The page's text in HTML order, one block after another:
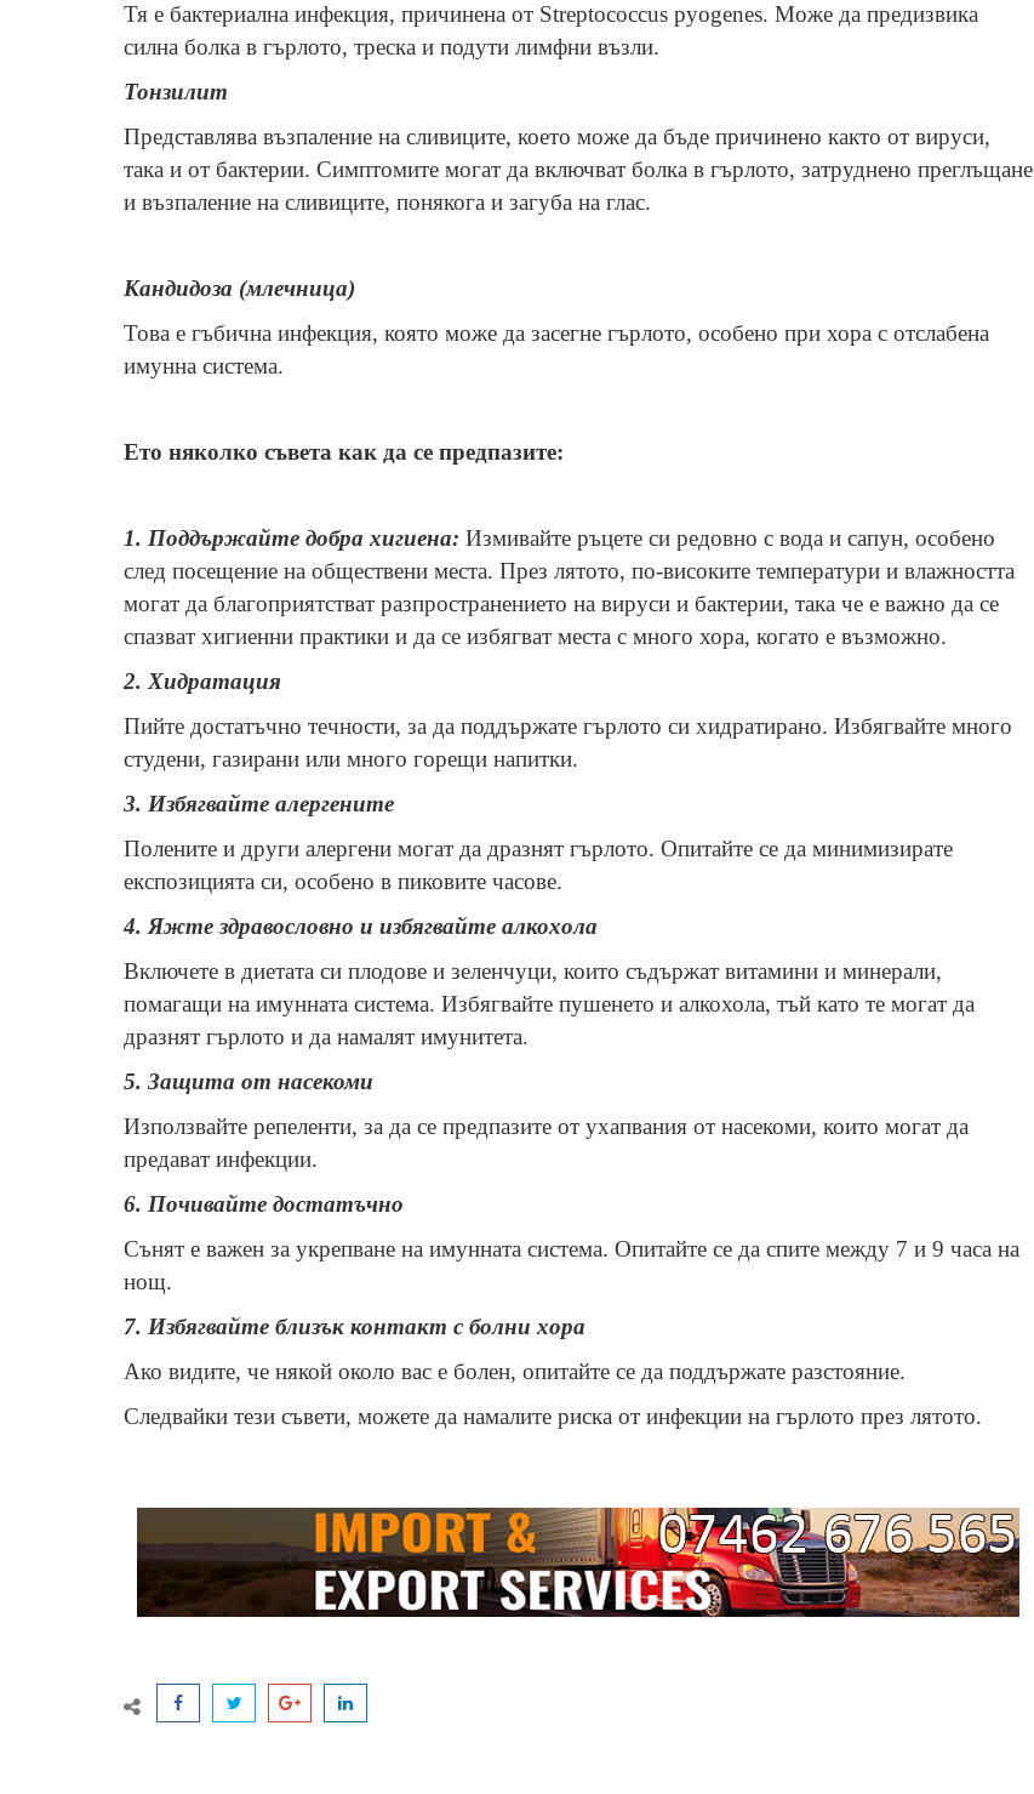
Тя е бактериална инфекция, причинена от Streptococcus pyogenes. Може да предизвика
силна болка в гърлото, треска и подути лимфни възли.
Тонзилит
Представлява възпаление на сливиците, което може да бъде причинено както от вируси,
така и от бактерии. Симптомите могат да включват болка в гърлото, затруднено преглъщане
и възпаление на сливиците, понякога и загуба на глас.
Кандидоза (млечница)
Това е гъбична инфекция, която може да засегне гърлото, особено при хора с отслабена
имунна система.
Ето няколко съвета как да се предпазите:
1. Поддържайте добра хигиена: Измивайте ръцете си редовно с вода и сапун, особено
след посещение на обществени места. През лятото, по-високите температури и влажността
могат да благоприятстват разпространението на вируси и бактерии, така че е важно да се
спазват хигиенни практики и да се избягват места с много хора, когато е възможно.
2. Хидратация
Пийте достатъчно течности, за да поддържате гърлото си хидратирано. Избягвайте много
студени, газирани или много горещи напитки.
3. Избягвайте алергените
Полените и други алергени могат да дразнят гърлото. Опитайте се да минимизирате
експозицията си, особено в пиковите часове.
4. Яжте здравословно и избягвайте алкохола
Включете в диетата си плодове и зеленчуци, които съдържат витамини и минерали,
помагащи на имунната система. Избягвайте пушенето и алкохола, тъй като те могат да
дразнят гърлото и да намалят имунитета.
5. Защита от насекоми
Използвайте репеленти, за да се предпазите от ухапвания от насекоми, които могат да
предават инфекции.
6. Почивайте достатъчно
Сънят е важен за укрепване на имунната система. Опитайте се да спите между 7 и 9 часа на
нощ.
7. Избягвайте близък контакт с болни хора
Ако видите, че някой около вас е болен, опитайте се да поддържате разстояние.
Следвайки тези съвети, можете да намалите риска от инфекции на гърлото през лятото.